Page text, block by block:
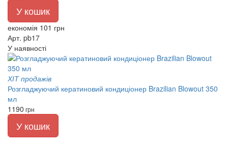
У кошик
економія 101 грн
Арт. pb17
У наявності
ХІТ продажів
Розгладжуючий кератиновий кондиціонер Brazilian Blowout 350
мл
1190 грн
У кошик